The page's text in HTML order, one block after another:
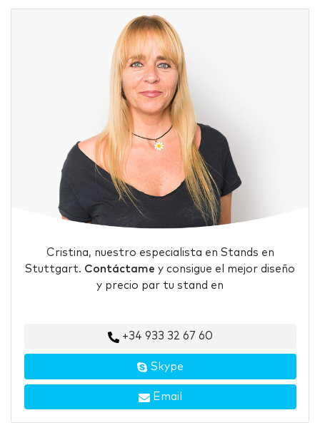
Cristina, nuestro especialista en Stands en
Stuttgart. Contáctame y consigue el mejor diseño
y precio par tu stand en
+34 933 32 67 60
Skype
Email